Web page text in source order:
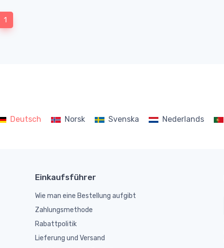
1(current)
Deutsch Norsk Svenska Nederlands
Einkaufsführer
Wie man eine Bestellung aufgibt
Zahlungsmethode
Rabattpolitik
Lieferung und Versand